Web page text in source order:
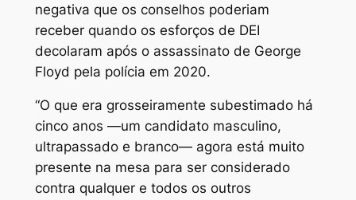
negativa que os conselhos poderiam
receber quando os esforços de DEI
decolaram após o assassinato de George
Floyd pela polícia em 2020.
“O que era grosseiramente subestimado há
cinco anos —um candidato masculino,
ultrapassado e branco— agora está muito
presente na mesa para ser considerado
contra qualquer e todos os outros